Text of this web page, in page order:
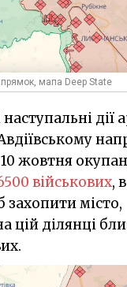
мапа Deep State
дії
жовтня
військових,
місто,
цій ділянці